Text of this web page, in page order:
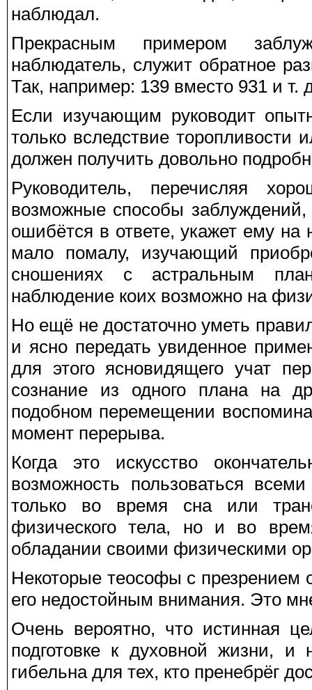
наблюдал.
Прекрасным примером
наблюдатель, служит обратное
Так, например: 139 вместо 931 и т.
Если изучающим руководит
только вследствие торопливости
должен получить довольно
Руководитель, перечисляя
возможные способы
ошибётся в ответе, укажет ему на
мало помалу, изучающий
сношениях с астральным
наблюдение коих возможно на
Но ещё не достаточно уметь
и ясно передать увиденное
для этого ясновидящего учат
сознание из одного плана на
подобном перемещении
момент перерыва.
Когда это искусство
возможность пользоваться
только во время сна или
физического тела, но и во
обладании своими физическими
Некоторые теософы с презрением
его недостойным внимания. Это
Очень вероятно, что истинная
подготовке к духовной жизни, и
гибельна для тех, кто пренебрёг